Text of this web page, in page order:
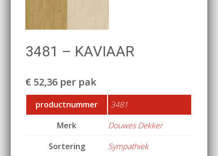
3481 – KAVIAAR
€ 52,36 per pak
productnummer
3481
Merk
Douwes Dekker
Sortering
Sympathiek